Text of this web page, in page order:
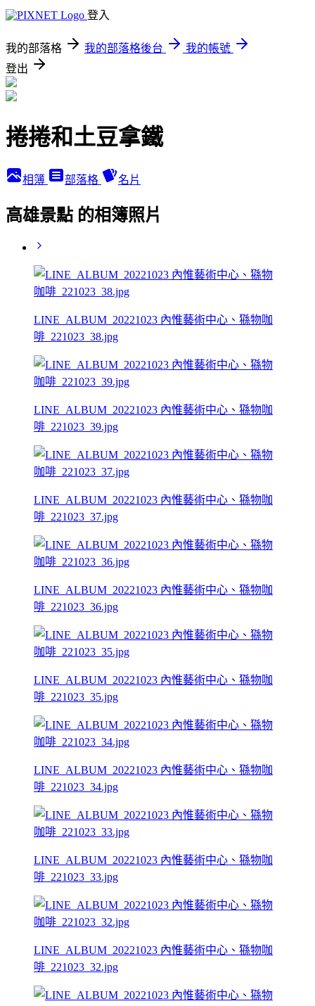
登入
我的部落格 我的部落格後台
我的帳號
登出
捲捲和土豆拿鐵
相簿 部落格 名片
高雄景點 的相簿照片
LINE_ALBUM_20221023 內惟藝術中心、猻物咖
啡_221023_38.jpg
LINE_ALBUM_20221023 內惟藝術中心、猻物咖
啡_221023_39.jpg
LINE_ALBUM_20221023 內惟藝術中心、猻物咖
啡_221023_37.jpg
LINE_ALBUM_20221023 內惟藝術中心、猻物咖
啡_221023_36.jpg
LINE_ALBUM_20221023 內惟藝術中心、猻物咖
啡_221023_35.jpg
LINE_ALBUM_20221023 內惟藝術中心、猻物咖
啡_221023_34.jpg
LINE_ALBUM_20221023 內惟藝術中心、猻物咖
啡_221023_33.jpg
LINE_ALBUM_20221023 內惟藝術中心、猻物咖
啡_221023_32.jpg